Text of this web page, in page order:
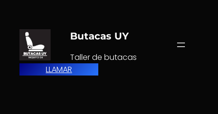
contenido
Butacas UY
Taller de butacas
LLAMAR